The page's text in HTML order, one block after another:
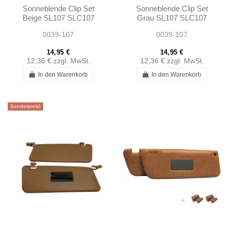
Sonneblende Clip Set
Beige SL107 SLC107
0039-107
14,95 €
12,36 € zzgl. MwSt.
In den Warenkorb
Sonneblende Clip Set
Grau SL107 SLC107
0039-107
14,95 €
12,36 € zzgl. MwSt.
In den Warenkorb
Sonderpreis!